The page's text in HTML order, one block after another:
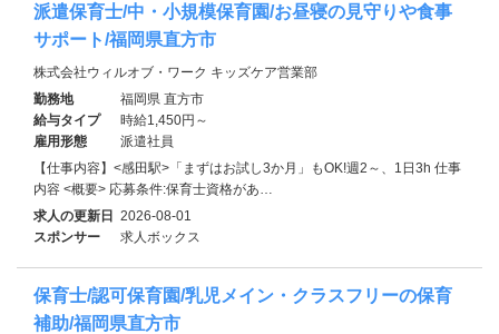
派遣保育士/中・小規模保育園/お昼寝の見守りや食事
サポート/福岡県直方市
株式会社ウィルオブ・ワーク キッズケア営業部
勤務地
福岡県 直方市
給与タイプ
時給1,450円～
雇用形態
派遣社員
【仕事内容】<感田駅>「まずはお試し3か月」もOK!週2～、1日3h 仕事
内容 <概要> 応募条件:保育士資格があ…
求人の更新日 2026-08-01
スポンサー
求人ボックス
保育士/認可保育園/乳児メイン・クラスフリーの保育
補助/福岡県直方市